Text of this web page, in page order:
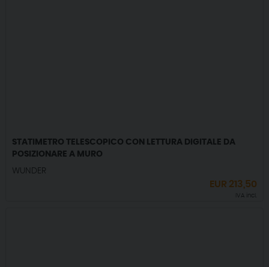
STATIMETRO TELESCOPICO CON LETTURA DIGITALE DA
POSIZIONARE A MURO
WUNDER
EUR 213,50
IVA incl.